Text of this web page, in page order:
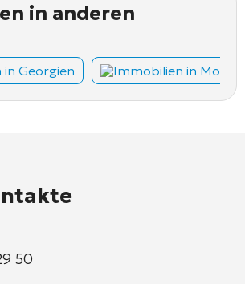
in anderen
Georgien Immobilien in
50